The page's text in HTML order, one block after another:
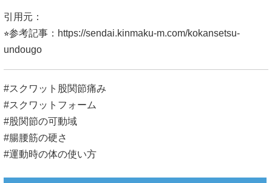
引用元：
⭐︎参考記事： https://sendai.kinmaku-m.com/kokansetsu-
undougo
#スクワット股関節痛み
#スクワットフォーム
#股関節の可動域
#腸腰筋の硬さ
#運動時の体の使い方